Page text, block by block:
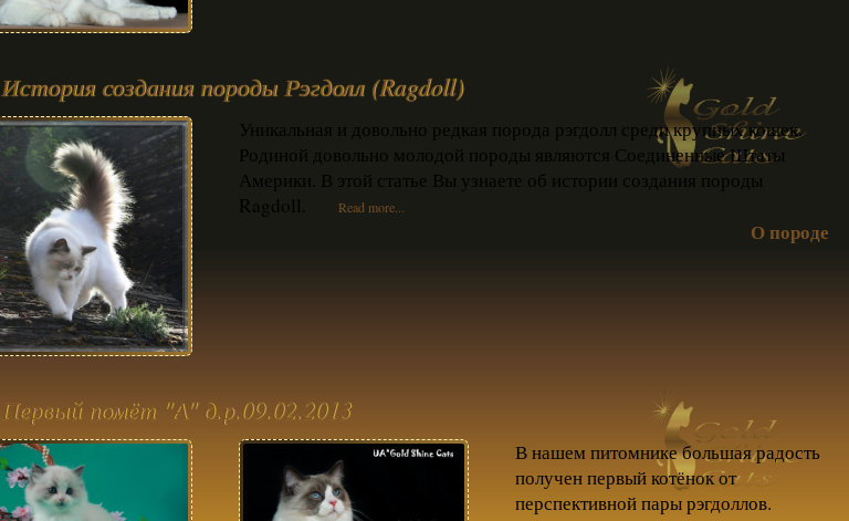
История создания породы Рэгдолл (Ragdoll)
Уникальная и довольно редкая порода рэгдолл среди крупных кошек.
Родиной довольно молодой породы являются Соединенные Штаты
Америки. В этой статье Вы узнаете об истории создания породы
Ragdoll.
Read more...
О породе
Первый помёт "А" д.р.09.02.2013
В нашем питомнике большая радость
получен первый котёнок от
перспективной пары рэгдоллов.